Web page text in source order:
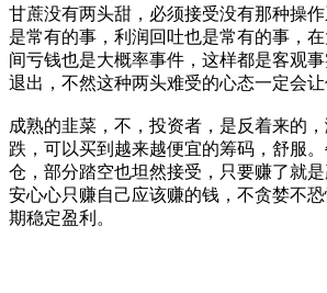
甘蔗没有两头甜，必须接受没有那种操
是常有的事，利润回吐也是常有的事，
间亏钱也是大概率事件，这样都是客观
退出，不然这种两头难受的心态一定会让
成熟的韭菜，不，投资者，是反着来的
跌，可以买到越来越便宜的筹码，舒服
仓，部分踏空也坦然接受，只要赚了就
安心心只赚自己应该赚的钱，不贪婪不
期稳定盈利。